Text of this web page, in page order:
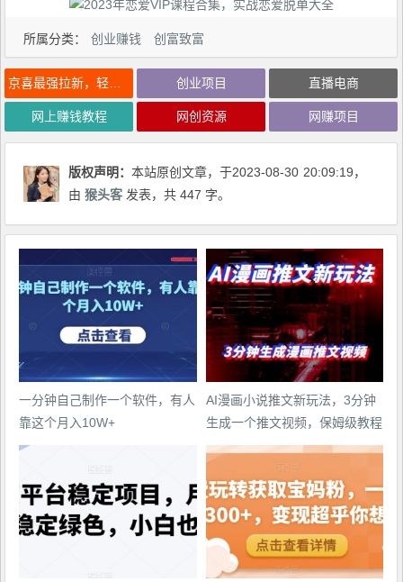
所属分类： 创业赚钱 创富致富
创业项目 直播电商
网上赚钱教程 网创资源 网赚项目
版权声明：本站原创文章，于2023-08-30 20:09:19，
由猴头客 发表，共 447 字。
一分钟自己制作一个软件，有人
靠这个月入10W+
AI漫画小说推文新玩法，3分钟
生成一个推文视频，保姆级教程
【配项目操作和软件教程】